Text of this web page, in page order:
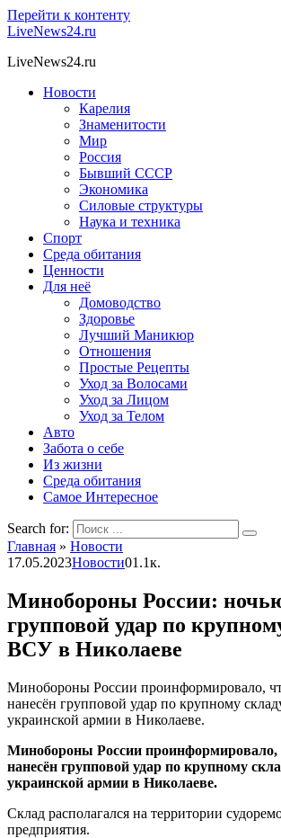
Перейти к контенту
LiveNews24.ru
LiveNews24.ru
Новости
Карелия
Знаменитости
Мир
Россия
Бывший СССР
Экономика
Силовые структуры
Наука и техника
Спорт
Среда обитания
Ценности
Для неё
Домоводство
Здоровье
Лучший Маникюр
Отношения
Простые Рецепты
Уход за Волосами
Уход за Лицом
Уход за Телом
Авто
Забота о себе
Из жизни
Среда обитания
Самое Интересное
Search for:
Главная » Новости
17.05.2023Новости01.1к.
Минобороны России:
групповой удар по
ВСУ в Николаеве
Минобороны России проинформировало,
нанесён групповой удар по крупному
украинской армии в Николаеве.
Минобороны России
нанесён групповой удар по крупному
украинской армии в Николаеве.
Склад располагался на территории
предприятия.